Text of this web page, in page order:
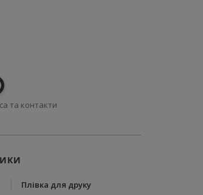
та контакти
Плівка для друку